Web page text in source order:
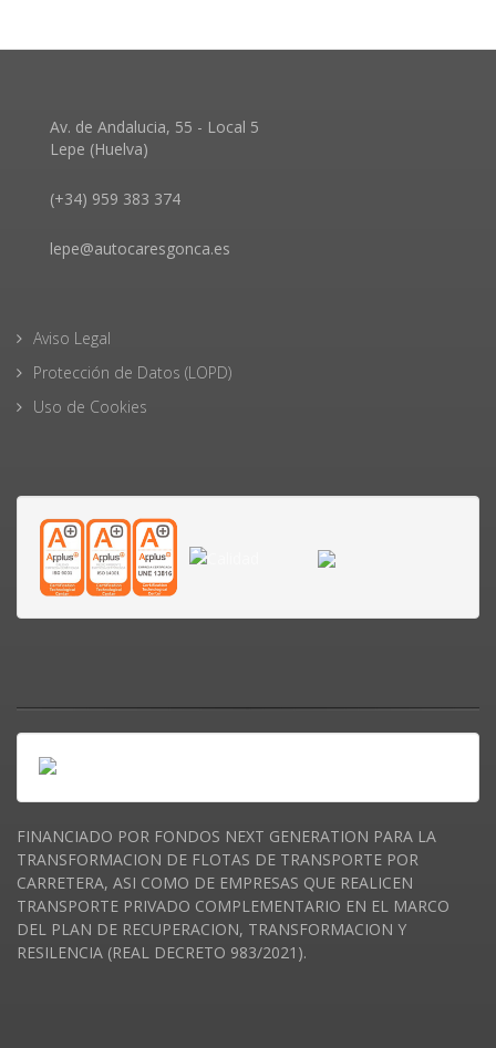
Av. de Andalucia, 55 - Local 5
Lepe (Huelva)
(+34) 959 383 374
lepe@autocaresgonca.es
Aviso Legal
Protección de Datos (LOPD)
Uso de Cookies
FINANCIADO POR FONDOS NEXT GENERATION PARA LA
TRANSFORMACION DE FLOTAS DE TRANSPORTE POR
CARRETERA, ASI COMO DE EMPRESAS QUE REALICEN
TRANSPORTE PRIVADO COMPLEMENTARIO EN EL MARCO
DEL PLAN DE RECUPERACION, TRANSFORMACION Y
RESILENCIA (REAL DECRETO 983/2021).